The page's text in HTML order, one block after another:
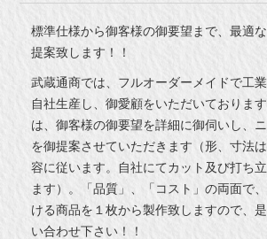
標準仕様から御客様の御要望まで、最適
提案致します！！
武蔵通商では、フルオーダーメイドで工
自社生産し、御愛顧をいただいておりま
は、御客様の御要望を詳細に御伺いし、
を御提案させていただきます（形、寸法
容に従います。自社にてカット及び打ち
ます）。「品質」、「コスト」の両面で
ける商品を１枚から製作致しますので、
い合わせ下さい！！